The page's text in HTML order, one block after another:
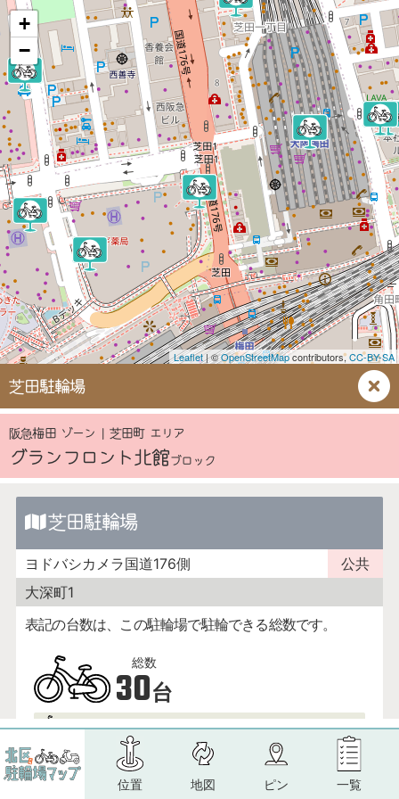
+
−
Leaflet| ©OpenStreetMapcontributors,CC-BY-SA
芝田駐輪場
位置 地図 ピン 一覧